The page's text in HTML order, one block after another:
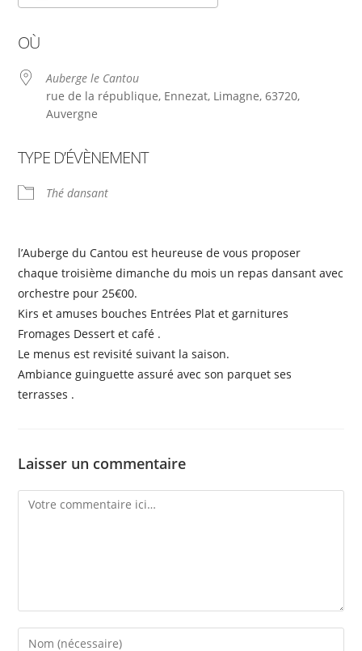
OÙ
Auberge le Cantou
rue de la république, Ennezat, Limagne, 63720,
Auvergne
TYPE D’ÉVÈNEMENT
Thé dansant
l’Auberge du Cantou est heureuse de vous proposer
chaque troisième dimanche du mois un repas dansant avec
orchestre pour 25€00.
Kirs et amuses bouches Entrées Plat et garnitures
Fromages Dessert et café .
Le menus est revisité suivant la saison.
Ambiance guinguette assuré avec son parquet ses
terrasses .
Laisser un commentaire